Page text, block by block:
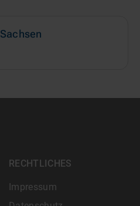
Sachsen
RECHTLICHES
Impressum